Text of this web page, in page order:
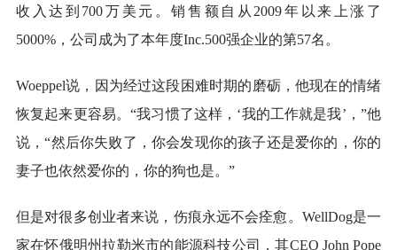
收入达到700万美元。销售额自从2009年以来上涨了
5000%，公司成为了本年度Inc.500强企业的第57名。
Woeppel说，因为经过这段困难时期的磨砺，他现在的情绪
恢复起来更容易。“我习惯了这样，‘我的工作就是我’，”他
说，“然后你失败了，你会发现你的孩子还是爱你的，你的
妻子也依然爱你的，你的狗也是。”
但是对很多创业者来说，伤痕永远不会痊愈。WellDog是一
家在怀俄明州拉勒米市的能源科技公司，其CEO John Pope